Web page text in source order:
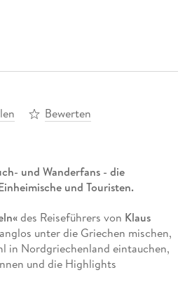
Bewerten
und Wanderfans - die
und Touristen.
des Reiseführers von Klaus
unter die Griechen mischen,
in Nordgriechenland eintauchen,
und die Highlights